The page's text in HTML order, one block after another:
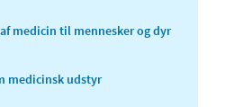
medicin til mennesker og dyr
medicinsk udstyr